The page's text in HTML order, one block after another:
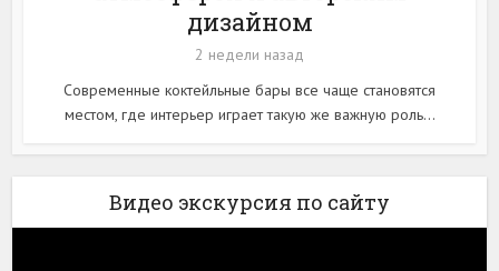
дизайном
2 недели назад
Современные коктейльные бары все чаще становятся
местом, где интерьер играет такую же важную роль...
Видео экскурсия по сайту